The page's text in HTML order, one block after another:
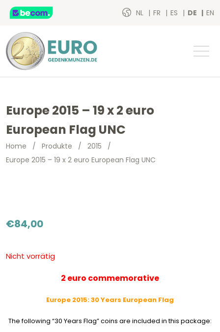
NL FR ES DE EN
Europe 2015 – 19 x 2 euro
European Flag UNC
Home / Produkte / 2015 /
Europe 2015 – 19 x 2 euro European Flag UNC
€84,00
Nicht vorrätig
2 euro commemorative
Europe 2015: 30 Years European Flag
The following “30 Years Flag” coins are included in this package: